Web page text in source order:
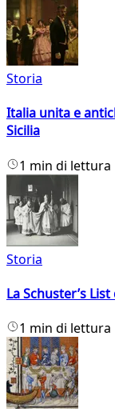
Storia
Italia unita e
Sicilia
1 min di lettura
Storia
La Schuster’s
1 min di lettura